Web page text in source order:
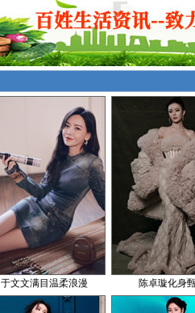
于文文满目温柔浪漫 陈卓璇化身